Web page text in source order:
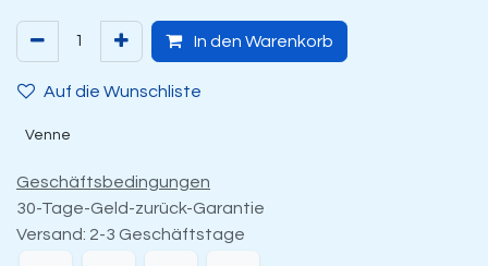
In den Warenkorb
Auf die Wunschliste
Venne
Geschäftsbedingungen
30-Tage-Geld-zurück-Garantie
Versand: 2-3 Geschäftstage